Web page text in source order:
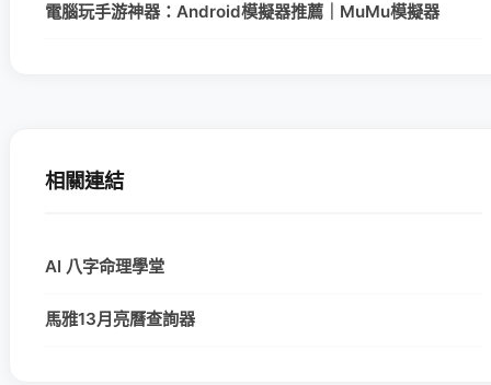
電腦玩手游神器：Android模擬器推薦｜MuMu模擬器
相關連結
AI 八字命理學堂
馬雅13月亮曆查詢器